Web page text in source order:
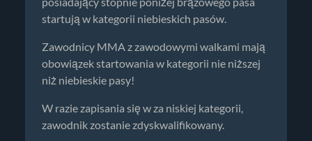
startują w kategorii niebieskich pasów.
Zawodnicy MMA z zawodowymi walkami mają
obowiązek startowania w kategorii nie niższej
niż niebieskie pasy!
W razie zapisania się w za niskiej kategorii,
zawodnik zostanie zdyskwalifikowany.